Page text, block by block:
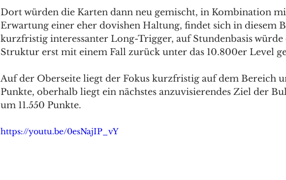
Dort würden die Karten dann neu gemischt, in Kombination
Erwartung einer eher dovishen Haltung, findet sich in diesem
kurzfristig interessanter Long-Trigger, auf Stundenbasis
Struktur erst mit einem Fall zurück unter das 10.800er Level
Auf der Oberseite liegt der Fokus kurzfristig auf dem Bereich
Punkte, oberhalb liegt ein nächstes anzuvisierendes Ziel der
um 11.550 Punkte.
https://youtu.be/0esNajIP_vY